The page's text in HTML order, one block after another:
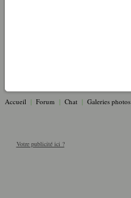
Accueil | Forum | Chat | Galeries photos
Votre publicité ici ?